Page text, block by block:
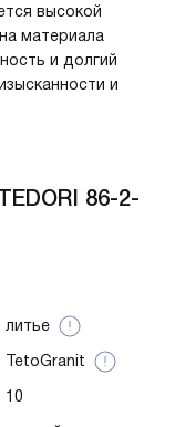
высокой
материала
и долгий
и
86-2-
литье
TetoGranit
10